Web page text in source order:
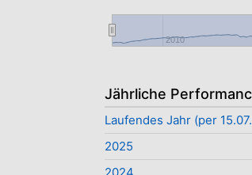
2010
Jährliche
Laufendes Jahr (per
2025